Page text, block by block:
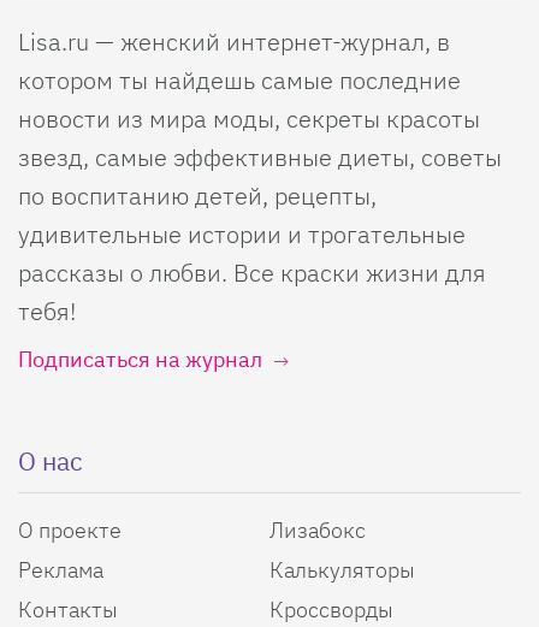
Lisa.ru — женский интернет-журнал, в
котором ты найдешь самые последние
новости из мира моды, секреты красоты
звезд, самые эффективные диеты, советы
по воспитанию детей, рецепты,
удивительные истории и трогательные
рассказы о любви. Все краски жизни для
тебя!
Подписаться на журнал
О нас
О проекте
Реклама
Контакты
Лизабокс
Калькуляторы
Кроссворды